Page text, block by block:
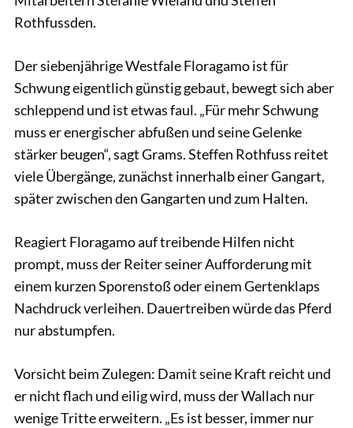
Rothfussden.
Der siebenjährige Westfale Floragamo ist für
Schwung eigentlich günstig gebaut, bewegt sich aber
schleppend und ist etwas faul. „Für mehr Schwung
muss er energischer abfußen und seine Gelenke
stärker beugen“, sagt Grams. Steffen Rothfuss reitet
viele Übergänge, zunächst innerhalb einer Gangart,
später zwischen den Gangarten und zum Halten.
Reagiert Floragamo auf treibende Hilfen nicht
prompt, muss der Reiter seiner Aufforderung mit
einem kurzen Sporenstoß oder einem Gertenklaps
Nachdruck verleihen. Dauertreiben würde das Pferd
nur abstumpfen.
Vorsicht beim Zulegen: Damit seine Kraft reicht und
er nicht flach und eilig wird, muss der Wallach nur
wenige Tritte erweitern. „Es ist besser, immer nur